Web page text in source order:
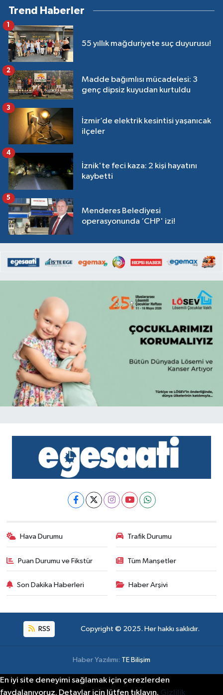
Trend Haberler
55 yıllık mağduriyete suç duyurusu!
1
Madde bağımlısı mücadelesi: 3
genç dipsiz kuyudan kurtuldu
2
İzmir’de elektrik kesintisi yaşanıcak
ilçeler
3
İznik'te feci kaza: 2 kişi hayatını
kaybetti
4
Menderes Belediyesi
operasyonunda ‘CHP' izi!
5
Hava Durumu Trafik Durumu
Puan Durumu ve Fikstür Tüm Manşetler
Son Dakika Haberleri Haber Arşivi
RSS Copyright © 2025. Her hakkı saklıdır.
Haber Yazılımı: TE Bilişim
En iyi site deneyimi sağlamak için çerezlerden
faydalanıyoruz. Detaylar için lütfen tıklayın. Gizlilik